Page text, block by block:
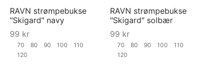
RAVN strømpebukse
"Skigard" navy
99 kr
70 80 90 100
110
120
RAVN strømpebukse
"Skigard" solbær
99 kr
70 80 90 100
110
120